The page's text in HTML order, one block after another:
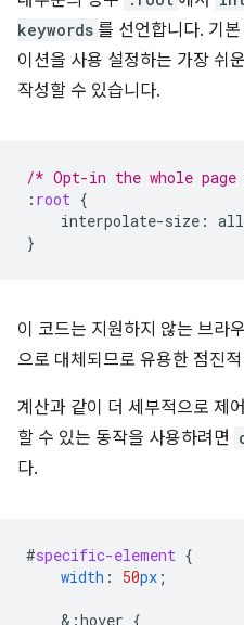
keywords 를 선언합니다. 기
이션을 사용 설정하는 가장 쉬
작성할 수 있습니다.
/* Opt-in the whole
: root {
interpolate-size :
}
이 코드는 지원하지 않는 브라
으로 대체되므로 유용한 점진
계산과 같이 더 세부적으로 제
할 수 있는 동작을 사용하려면
다.
#specific-element {
width : 50px ;
& :hover {